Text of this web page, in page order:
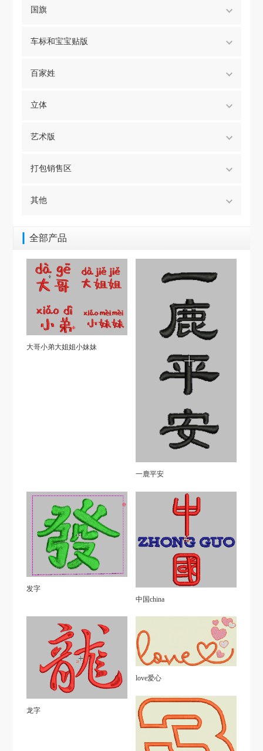
国旗
车标和宝宝贴版
百家姓
立体
艺术版
打包销售区
其他
全部产品
大哥小弟大姐姐小妹妹
一鹿平安
发字
中国china
龙字
love爱心